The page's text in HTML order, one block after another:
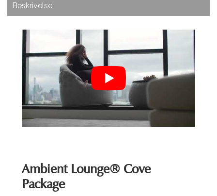
Beskrivelse
Ambient Lounge® Cove
Package